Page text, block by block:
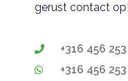
gerust contact op!
+316 456
+316 456